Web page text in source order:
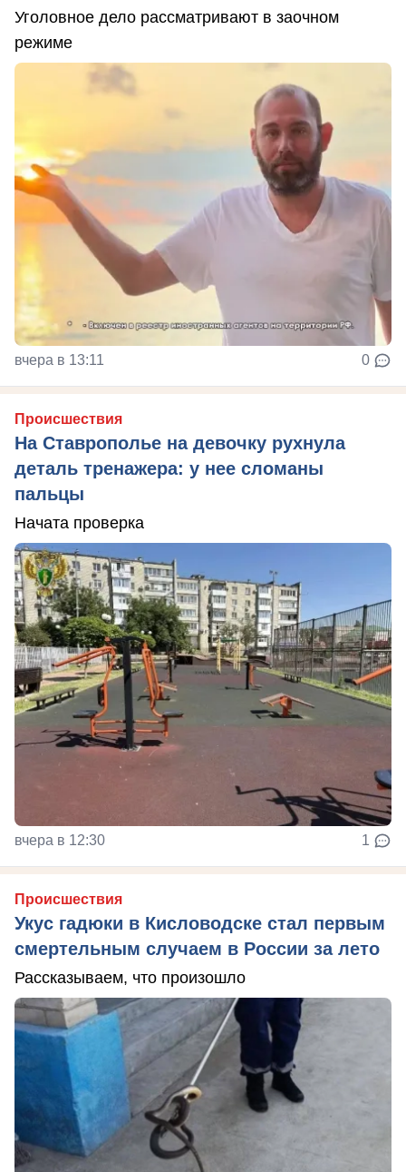
Уголовное дело рассматривают в заочном
режиме
вчера в 13:11 0
Происшествия
На Ставрополье на девочку рухнула
деталь тренажера: у нее сломаны
пальцы
Начата проверка
вчера в 12:30 1
Происшествия
Укус гадюки в Кисловодске стал первым
смертельным случаем в России за лето
Рассказываем, что произошло